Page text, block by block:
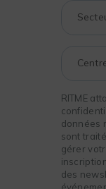
RITME
données
sont
gérer
des